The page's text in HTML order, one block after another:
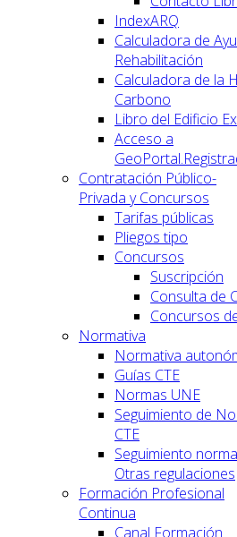
IndexARQ
Calculadora de
Rehabilitación
Calculadora de la
Carbono
Libro del Edificio
Acceso a
Contratación Público-
Privada y Concursos
Tarifas públicas
Pliegos tipo
Concursos
Suscripción
Consulta de
Concursos
Normativa
Normativa
Guías CTE
Normas UNE
Seguimiento de
CTE
Seguimiento
Otras regulaciones
Formación Profesional
Continua
Canal Formación